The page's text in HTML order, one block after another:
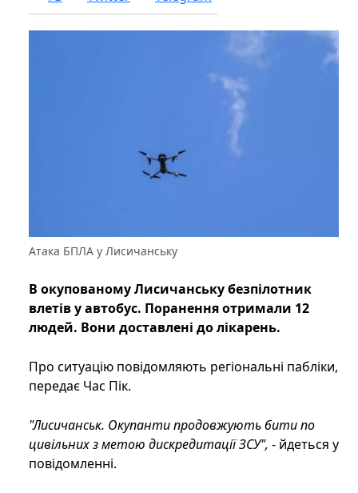
Атака БПЛА у Лисичанську
В окупованому Лисичанську безпілотник
влетів у автобус. Поранення отримали 12
людей. Вони доставлені до лікарень.
Про ситуацію повідомляють регіональні пабліки,
передає Час Пік.
"Лисичанськ. Окупанти продовжують бити по
цивільних з метою дискредитації ЗСУ", - йдеться у
повідомленні.